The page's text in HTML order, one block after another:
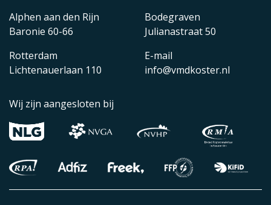
Alphen aan den Rijn
Baronie 60-66
Rotterdam
Lichtenauerlaan 110
Bodegraven
Julianastraat 50
E-mail
info@vmdkoster.nl
Wij zijn aangesloten bij